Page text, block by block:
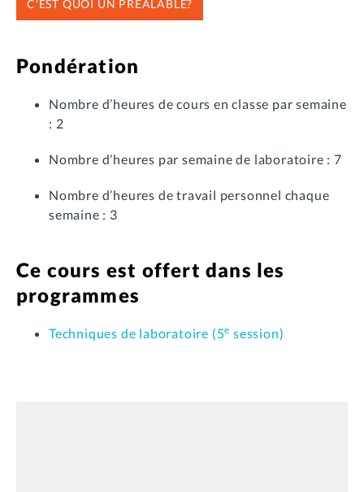
C'EST QUOI UN PRÉALABLE?
Pondération
Nombre d’heures de cours en classe par semaine
: 2
Nombre d’heures par semaine de laboratoire : 7
Nombre d’heures de travail personnel chaque
semaine : 3
Ce cours est offert dans les
programmes
Techniques de laboratoire (5e session)